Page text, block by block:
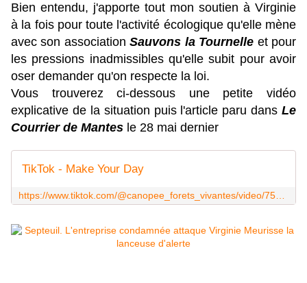
Bien entendu, j'apporte tout mon soutien à Virginie
à la fois pour toute l'activité écologique qu'elle mène
avec son associationSauvons la Tournelle et pour
les pressions inadmissibles qu'elle subit pour avoir
oser demander qu'on respecte la loi.
Vous trouverez ci-dessous une petite vidéo
explicative de la situation puis l'article paru dans Le
Courrier de Mantes le 28 mai dernier
TikTok - Make Your Day